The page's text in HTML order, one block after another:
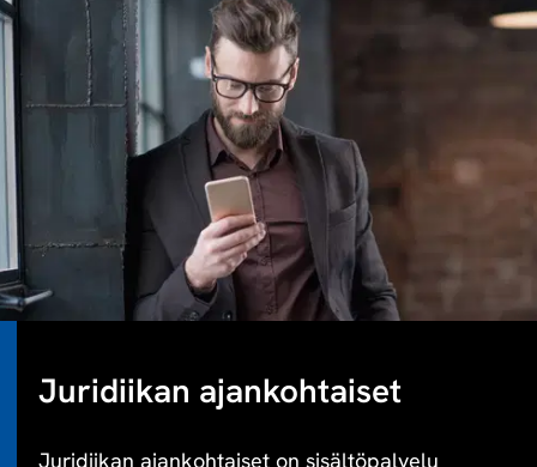
Juridiikan ajankohtaiset
Juridiikan ajankohtaiset on sisältöpalvelu